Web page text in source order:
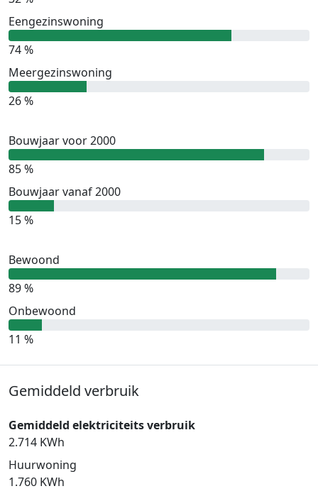
Eengezinswoning
74 %
Meergezinswoning
26 %
Bouwjaar voor 2000
85 %
Bouwjaar vanaf 2000
15 %
Bewoond
89 %
Onbewoond
11 %
Gemiddeld verbruik
Gemiddeld elektriciteits verbruik
2.714 KWh
Huurwoning
1.760 KWh